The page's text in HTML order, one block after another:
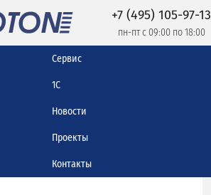
+7 (495) 105-97-13
пн-пт с 09:00 по 18:00
Сервис
1С
Новости
Проекты
Контакты